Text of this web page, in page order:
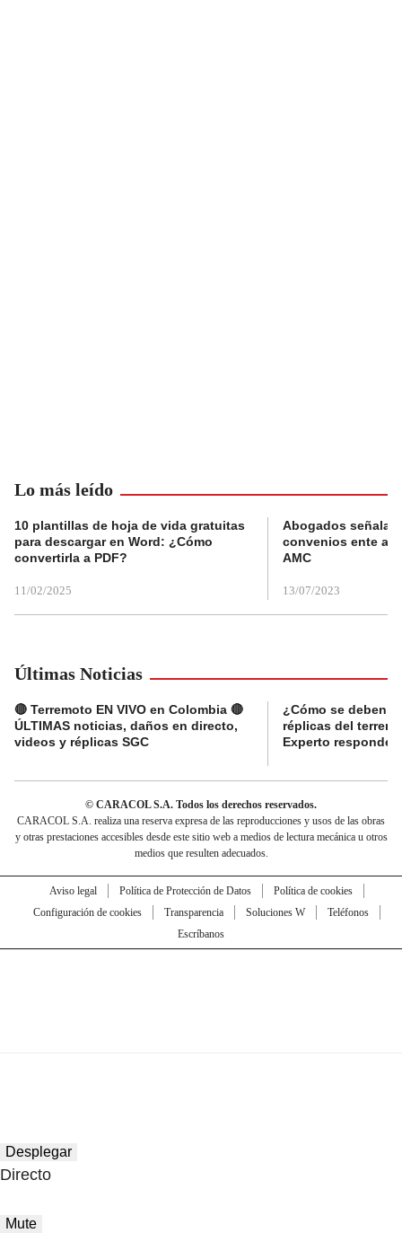
Lo más leído
10 plantillas de hoja de vida gratuitas
para descargar en Word: ¿Cómo
convertirla a PDF?
11/02/2025
Abogados
convenios ente
AMC
13/07/2023
Últimas Noticias
🔴 Terremoto EN VIVO en Colombia 🔴
ÚLTIMAS noticias, daños en directo,
videos y réplicas SGC
¿Cómo se deben
réplicas del
Experto responde
© CARACOL S.A. Todos los derechos reservados.
CARACOL S.A. realiza una reserva expresa de las reproducciones y usos de las obras
y otras prestaciones accesibles desde este sitio web a medios de lectura mecánica u otros
medios que resulten adecuados.
Aviso legal Política de Protección de Datos
Política de cookies
Configuración de cookies
Transparencia Soluciones W
Teléfonos
Escríbanos
Desplegar
Directo
Mute